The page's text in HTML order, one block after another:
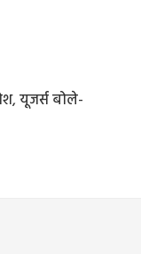
यूजर्स बोले-